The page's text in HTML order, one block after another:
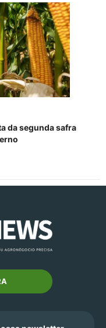
da segunda safra